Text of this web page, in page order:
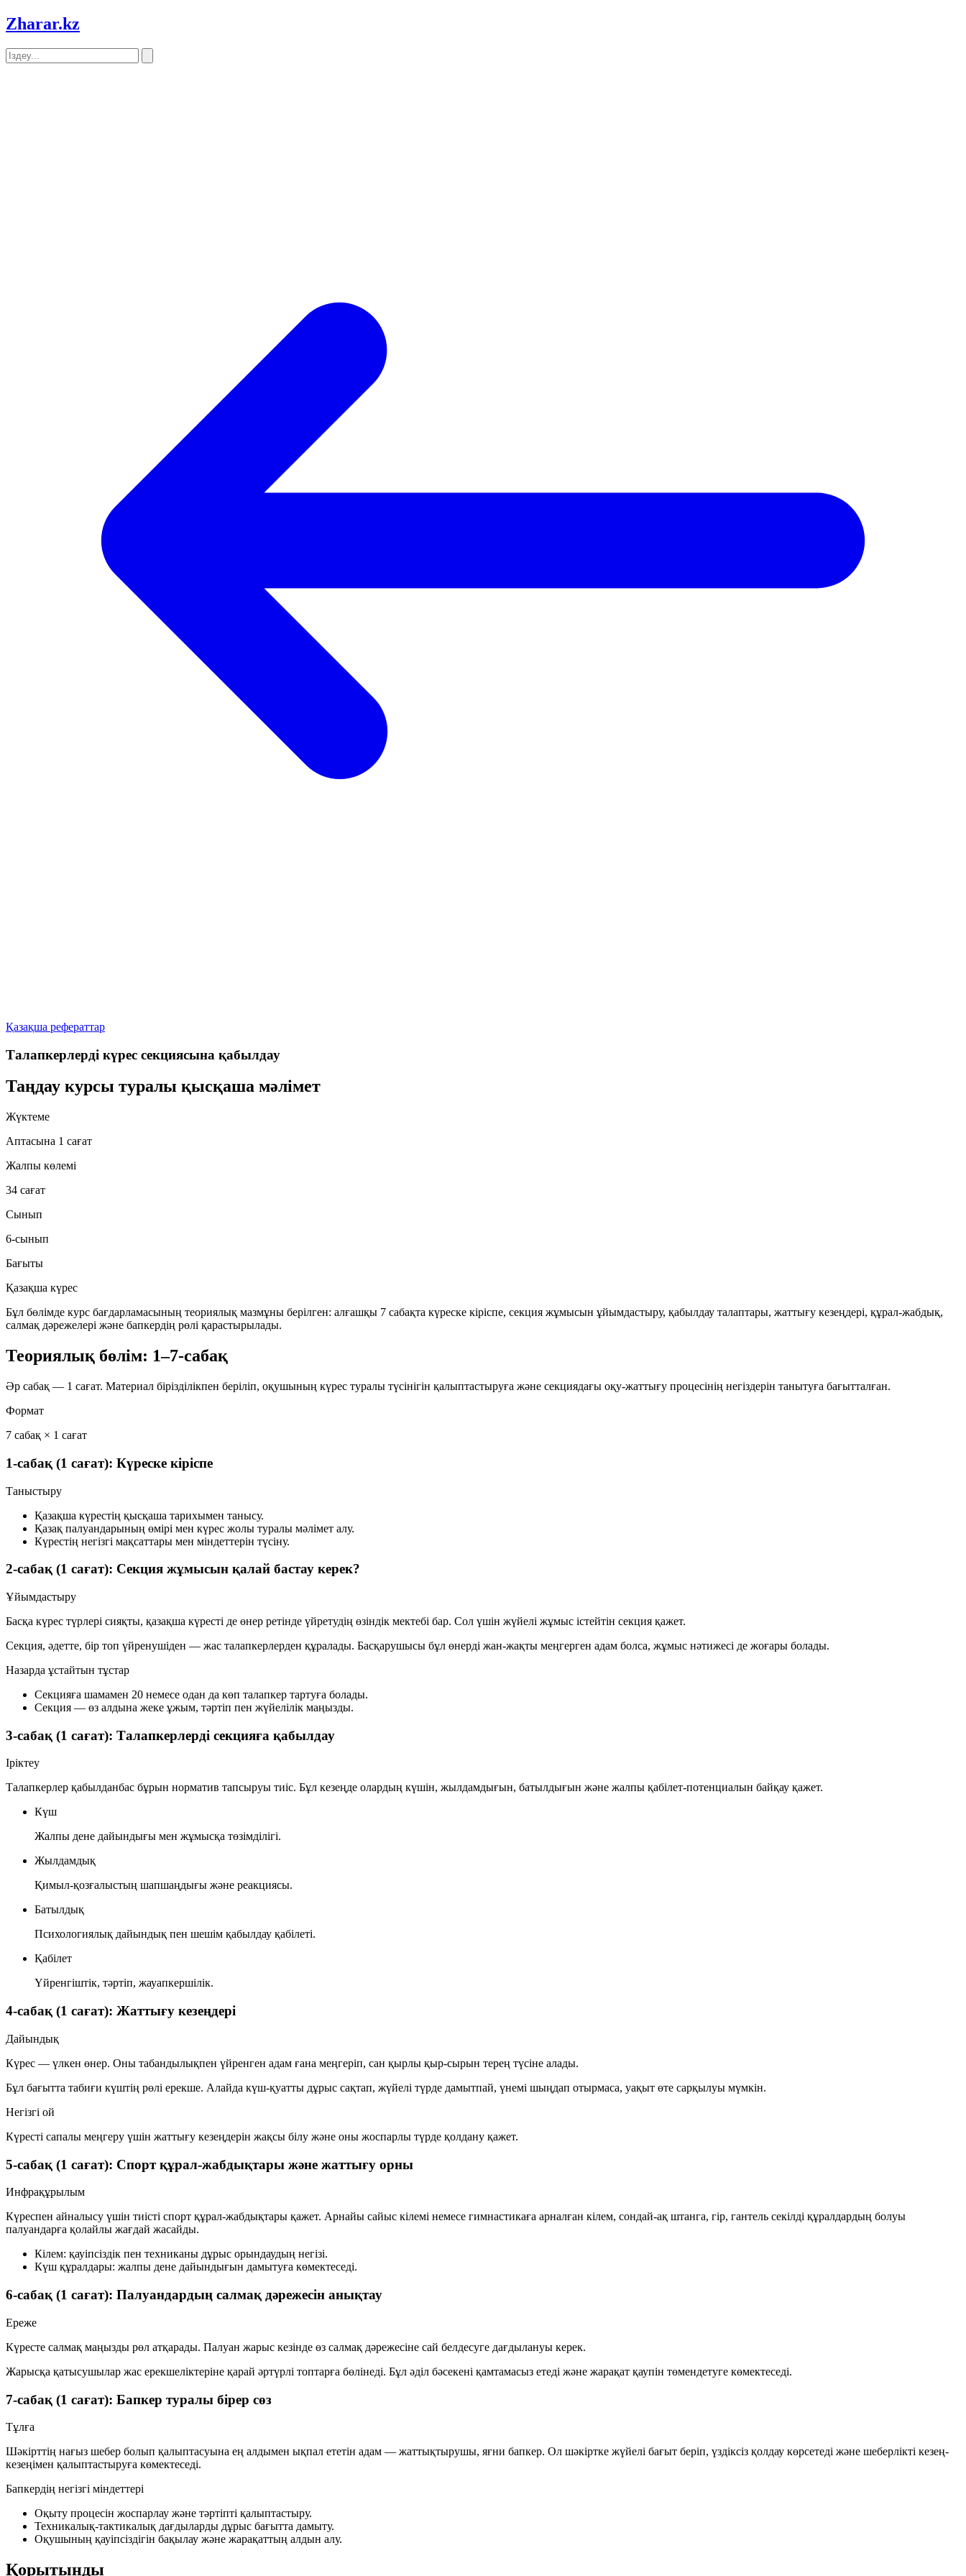
Zharar.kz
Қазақша рефераттар
Талапкерлерді күрес секциясына қабылдау
Таңдау курсы туралы қысқаша мәлімет
Жүктеме
Аптасына 1 сағат
Жалпы көлемі
34 сағат
Сынып
6-сынып
Бағыты
Қазақша күрес
Бұл бөлімде курс бағдарламасының теориялық мазмұны берілген: алғашқы 7 сабақта күреске кіріспе, секция жұмысын ұйымдастыру, қабылдау талаптары, жаттығу кезеңдері, құрал-жабдық,
салмақ дәрежелері және бапкердің рөлі қарастырылады.
Теориялық бөлім: 1–7-сабақ
Әр сабақ — 1 сағат. Материал бірізділікпен беріліп, оқушының күрес туралы түсінігін қалыптастыруға және секциядағы оқу-жаттығу процесінің негіздерін танытуға бағытталған.
Формат
7 сабақ × 1 сағат
1-сабақ (1 сағат): Күреске кіріспе
Таныстыру
Қазақша күрестің қысқаша тарихымен танысу.
Қазақ палуандарының өмірі мен күрес жолы туралы мәлімет алу.
Күрестің негізгі мақсаттары мен міндеттерін түсіну.
2-сабақ (1 сағат): Секция жұмысын қалай бастау керек?
Ұйымдастыру
Басқа күрес түрлері сияқты, қазақша күресті де өнер ретінде үйретудің өзіндік мектебі бар. Сол үшін жүйелі жұмыс істейтін секция қажет.
Секция, әдетте, бір топ үйренушіден — жас талапкерлерден құралады. Басқарушысы бұл өнерді жан-жақты меңгерген адам болса, жұмыс нәтижесі де жоғары болады.
Назарда ұстайтын тұстар
Секцияға шамамен 20 немесе одан да көп талапкер тартуға болады.
Секция — өз алдына жеке ұжым, тәртіп пен жүйелілік маңызды.
3-сабақ (1 сағат): Талапкерлерді секцияға қабылдау
Іріктеу
Талапкерлер қабылданбас бұрын норматив тапсыруы тиіс. Бұл кезеңде олардың күшін, жылдамдығын, батылдығын және жалпы қабілет-потенциалын байқау қажет.
Күш
Жалпы дене дайындығы мен жұмысқа төзімділігі.
Жылдамдық
Қимыл-қозғалыстың шапшаңдығы және реакциясы.
Батылдық
Психологиялық дайындық пен шешім қабылдау қабілеті.
Қабілет
Үйренгіштік, тәртіп, жауапкершілік.
4-сабақ (1 сағат): Жаттығу кезеңдері
Дайындық
Күрес — үлкен өнер. Оны табандылықпен үйренген адам ғана меңгеріп, сан қырлы қыр-сырын терең түсіне алады.
Бұл бағытта табиғи күштің рөлі ерекше. Алайда күш-қуатты дұрыс сақтап, жүйелі түрде дамытпай, үнемі шыңдап отырмаса, уақыт өте сарқылуы мүмкін.
Негізгі ой
Күресті сапалы меңгеру үшін жаттығу кезеңдерін жақсы білу және оны жоспарлы түрде қолдану қажет.
5-сабақ (1 сағат): Спорт құрал-жабдықтары және жаттығу орны
Инфрақұрылым
Күреспен айналысу үшін тиісті спорт құрал-жабдықтары қажет. Арнайы сайыс кілемі немесе гимнастикаға арналған кілем, сондай-ақ штанга, гір, гантель секілді құралдардың болуы
палуандарға қолайлы жағдай жасайды.
Кілем: қауіпсіздік пен техниканы дұрыс орындаудың негізі.
Күш құралдары: жалпы дене дайындығын дамытуға көмектеседі.
6-сабақ (1 сағат): Палуандардың салмақ дәрежесін анықтау
Ереже
Күресте салмақ маңызды рөл атқарады. Палуан жарыс кезінде өз салмақ дәрежесіне сай белдесуге дағдылануы керек.
Жарысқа қатысушылар жас ерекшеліктеріне қарай әртүрлі топтарға бөлінеді. Бұл әділ бәсекені қамтамасыз етеді және жарақат қаупін төмендетуге көмектеседі.
7-сабақ (1 сағат): Бапкер туралы бірер сөз
Тұлға
Шәкірттің нағыз шебер болып қалыптасуына ең алдымен ықпал ететін адам — жаттықтырушы, яғни бапкер. Ол шәкіртке жүйелі бағыт беріп, үздіксіз қолдау көрсетеді және шеберлікті кезең-
кезеңімен қалыптастыруға көмектеседі.
Бапкердің негізгі міндеттері
Оқыту процесін жоспарлау және тәртіпті қалыптастыру.
Техникалық-тактикалық дағдыларды дұрыс бағытта дамыту.
Оқушының қауіпсіздігін бақылау және жарақаттың алдын алу.
Қорытынды